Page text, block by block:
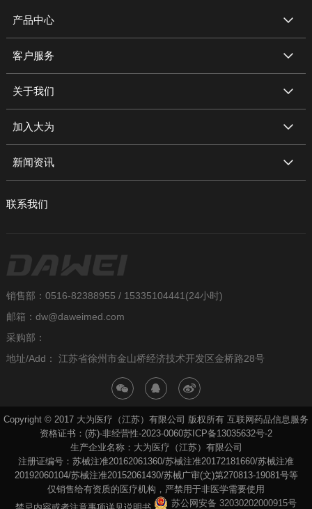
产品中心
客户服务
关于我们
加入大为
新闻资讯
联系我们
销售部：0516-82388955 / 15335104441(24小时)
邮箱：dw@daweimed.com
采购部：
地址/Add： 江苏省徐州市金山桥经济技术开发区金桥路28号
Copyright © 2017 大为医疗（江苏）有限公司 版权所有 互联网药品信息服务
资格证书：(苏)-非经营性-2023-0060苏ICP备13035632号-2
生产企业名称：大为医疗（江苏）有限公司
注册证编号：苏械注准20162061360/苏械注准20172181660/苏械注准
20192060104/苏械注准20152061430/苏械广审(文)第270813-19081号等
仅销售给有资质的医疗机构，严禁用于非医学需要使用
苏公网安备 32030202000915号